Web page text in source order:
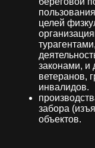
целей
законами, и
ветеранов,
инвалидов.
забора
объектов.